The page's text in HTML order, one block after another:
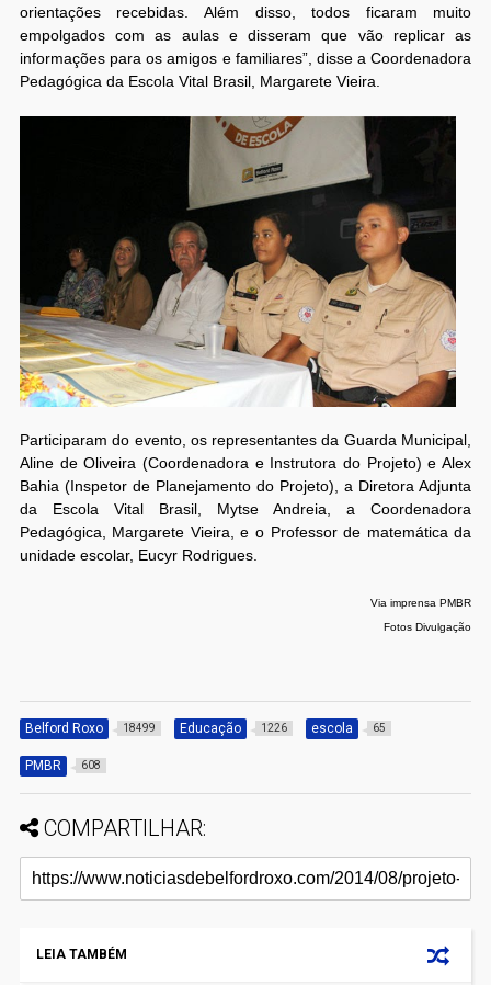
orientações recebidas. Além disso, todos ficaram muito
empolgados com as aulas e disseram que vão replicar as
informações para os amigos e familiares”, disse a Coordenadora
Pedagógica da Escola Vital Brasil, Margarete Vieira.
Participaram do evento, os representantes da Guarda Municipal,
Aline de Oliveira (Coordenadora e Instrutora do Projeto) e Alex
Bahia (Inspetor de Planejamento do Projeto), a Diretora Adjunta
da Escola Vital Brasil, Mytse Andreia, a Coordenadora
Pedagógica, Margarete Vieira, e o Professor de matemática da
unidade escolar, Eucyr Rodrigues.
Via imprensa PMBR
Fotos Divulgação
Belford Roxo 18499 Educação 1226 escola 65
PMBR 608
COMPARTILHAR:
LEIA TAMBÉM